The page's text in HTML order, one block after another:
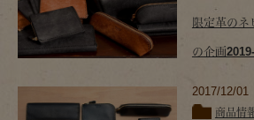
限定革のネ
の企画
2017/12/01
商品情